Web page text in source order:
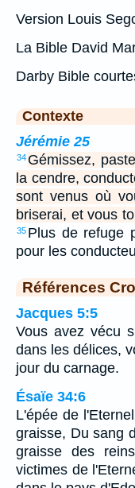
Version Louis
La Bible David
Darby Bible
Contexte
Jérémie 25
34 Gémissez,
la cendre,
sont venus où
briserai, et vous
35 Plus de refuge
pour les
Références
Jacques 5:5
Vous avez vécu
dans les délices,
jour du carnage.
Ésaïe 34:6
L'épée de
graisse, Du sang
graisse des
victimes de